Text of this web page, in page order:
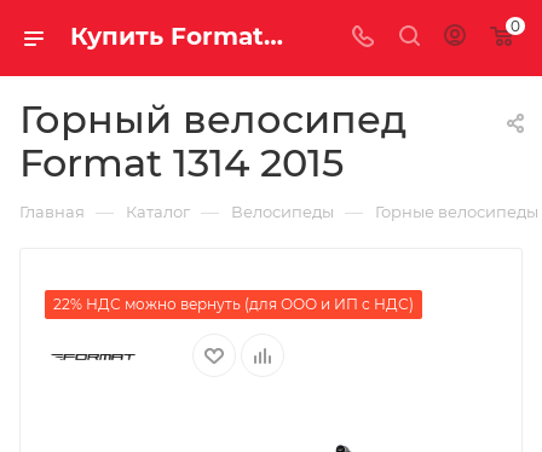
Купить Format 1314 2015 за рублей, а со скидкой 0
Горный велосипед
Format 1314 2015
Главная — Каталог — Велосипеды — Горные велосипеды
22% НДС можно вернуть (для ООО и ИП с НДС)